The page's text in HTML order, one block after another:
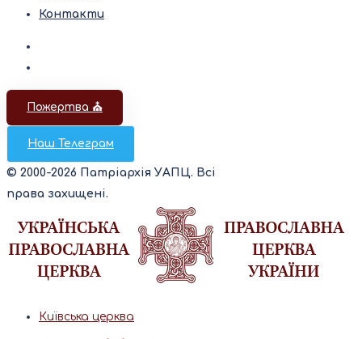
Контакти
Пожертва ⛪️
Наш Телеграм
© 2000-2026 Патріархія УАПЦ. Всі
права захищені.
Київська церква